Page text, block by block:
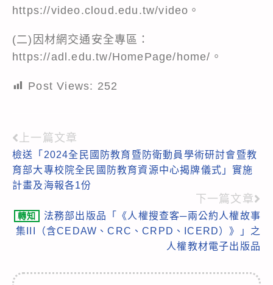
https://video.cloud.edu.tw/video 。
(二)因材網交通安全專區：
https://adl.edu.tw/HomePage/home/ 。
Post Views: 252
Read
more
articles
上一篇文章
檢送「2024全民國防教育暨防衛動員學術研討會暨教
育部大專校院全民國防教育資源中心揭牌儀式」實施
計畫及海報各1份
下一篇文章
轉知
法務部出版品「《人權搜查客─兩公約人權故事
集III（含CEDAW、CRC、CRPD、ICERD）》」之
人權教材電子出版品